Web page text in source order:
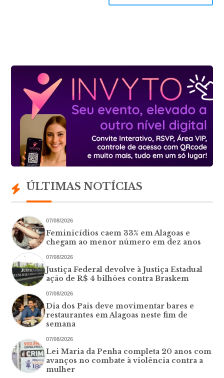
ÚLTIMAS NOTÍCIAS
07/08/2026
Feminicídios caem 33% em Alagoas e
chegam ao menor número em dez anos
07/08/2026
Justiça Federal devolve à Justiça Estadual
ação de R$ 4 bilhões contra Braskem
07/08/2026
Dia dos Pais deve movimentar bares e
restaurantes em Alagoas neste fim de
semana
07/08/2026
Lei Maria da Penha completa 20 anos com
avanços no combate à violência contra a
mulher